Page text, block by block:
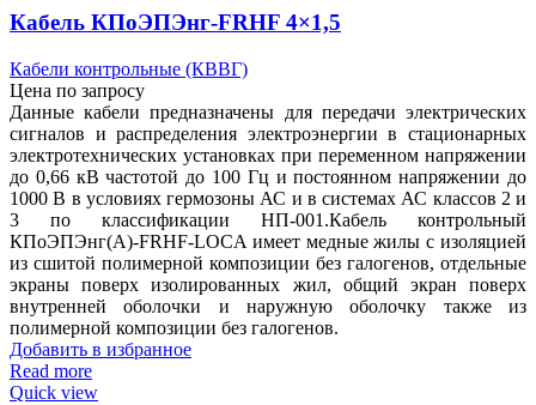
Кабель КПоЭПЭнг-FRHF 4×1,5
Кабели контрольные (КВВГ)
Цена по запросу
Данные кабели предназначены для передачи электрических
сигналов и распределения электроэнергии в стационарных
электротехнических установках при переменном напряжении
до 0,66 кВ частотой до 100 Гц и постоянном напряжении до
1000 В в условиях гермозоны АС и в системах АС классов 2 и
3 по классификации НП-001.Кабель контрольный
КПоЭПЭнг(А)-FRHF-LOCA имеет медные жилы с изоляцией
из сшитой полимерной композиции без галогенов, отдельные
экраны поверх изолированных жил, общий экран поверх
внутренней оболочки и наружную оболочку также из
полимерной композиции без галогенов.
Добавить в избранное
Read more
Quick view